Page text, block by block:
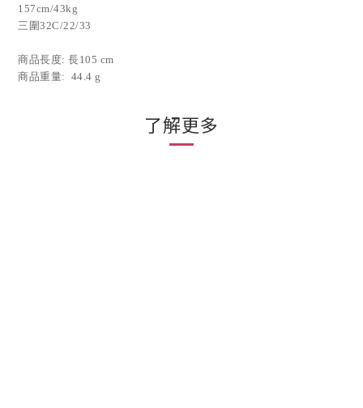
157cm/43kg
三圍32C/22/33
商品長度: 長105 cm
商品重量: 44.4 g
了解更多